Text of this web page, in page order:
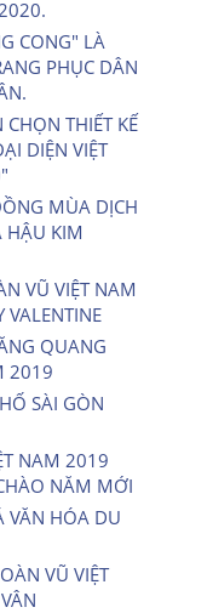
CONG" LÀ
PHỤC DÂN
THIẾT KẾ
DIỆN VIỆT
MÙA DỊCH
HẬU KIM
VŨ VIỆT NAM
VALENTINE
QUANG
2019
SÀI GÒN
NAM 2019
NĂM MỚI
VĂN HÓA DU
VŨ VIỆT